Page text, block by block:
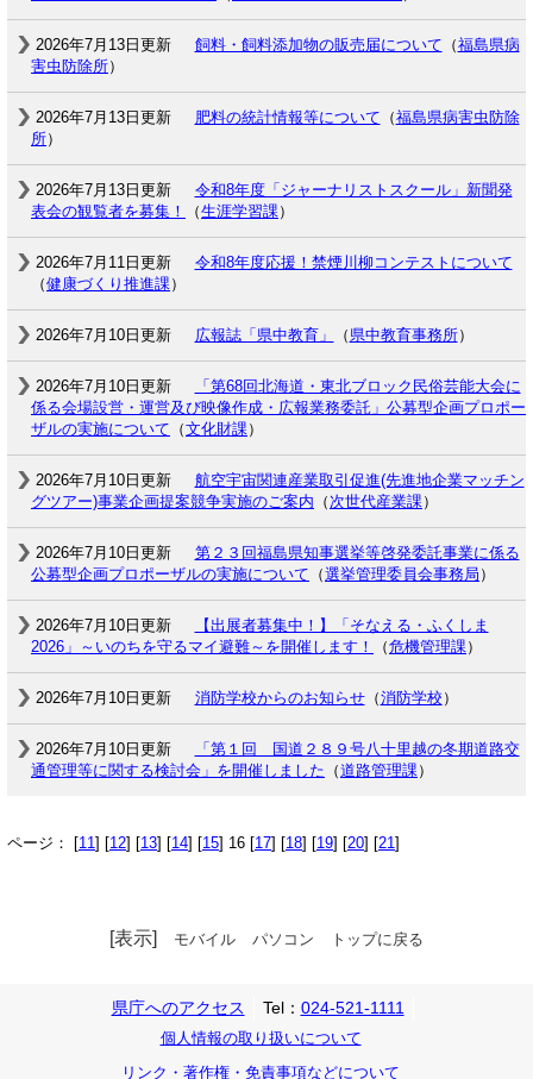
2026年7月13日更新 飼料・飼料添加物の販売届について （福島県病
害虫防除所）
2026年7月13日更新 肥料の統計情報等について （福島県病害虫防除
所）
2026年7月13日更新
令和8年度「ジャーナリストスクール」新聞発
表会の観覧者を募集！
（生涯学習課）
2026年7月11日更新
令和8年度応援！禁煙川柳コンテストについて
（健康づくり推進課）
2026年7月10日更新 広報誌「県中教育」 （ 県中教育事務所）
2026年7月10日更新
「第68回北海道・東北ブロック民俗芸能大会に
係る会場設営・運営及び映像作成・広報業務委託」公募型企画プロポー
ザルの実施について （文化財課）
2026年7月10日更新
航空宇宙関連産業取引促進(先進地企業マッチン
グツアー)事業企画提案競争実施のご案内 （次世代産業課）
2026年7月10日更新
第２３回福島県知事選挙等啓発委託事業に係る
公募型企画プロポーザルの実施について （選挙管理委員会事務局 ）
2026年7月10日更新
【出展者募集中！】「そなえる・ふくしま
2026」～いのちを守るマイ避難～を開催します！
（危機管理課）
2026年7月10日更新 消防学校からのお知らせ（消防学校 ）
2026年7月10日更新
「第１回 国道２８９号八十里越の冬期道路交
通管理等に関する検討会」を開催しました （道路管理課）
ページ： [11] [12] [13] [14] [15] 16 [17] [18] [19] [20] [21]
[表示] モバイル パソコン トップに戻る
県庁へのアクセス Tel： 024-521-1111
個人情報の取り扱いについて
リンク・著作権・免責事項などについて